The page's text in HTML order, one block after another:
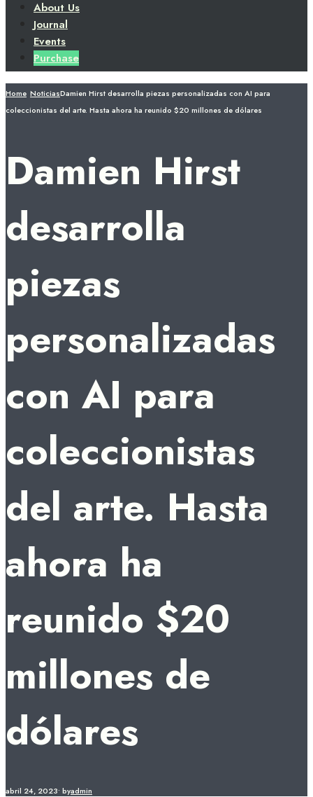
About Us
Journal
Events
Purchase
Home NoticiasDamien Hirst desarrolla piezas personalizadas con AI para
coleccionistas del arte. Hasta ahora ha reunido $20 millones de dólares
Damien Hirst
desarrolla
piezas
personalizadas
con AI para
coleccionistas
del arte. Hasta
ahora ha
reunido $20
millones de
dólares
abril 24, 2023• byadmin